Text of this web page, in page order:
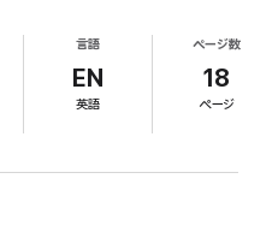
言語
EN
英語
ページ数
18
ページ